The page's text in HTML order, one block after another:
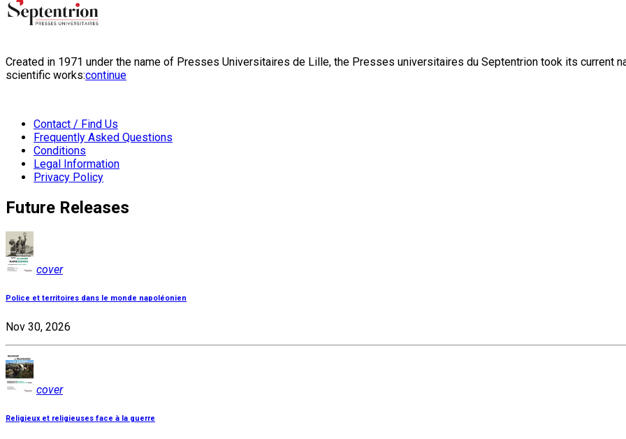
Created in 1971 under the name of Presses Universitaires de Lille, the Presses universitaires du Septentrion took its current
scientific works:continue
Contact / Find Us
Frequently Asked Questions
Conditions
Legal Information
Privacy Policy
Future Releases
cover
Police et territoires dans le monde napoléonien
Nov 30, 2026
cover
Religieux et religieuses face à la guerre